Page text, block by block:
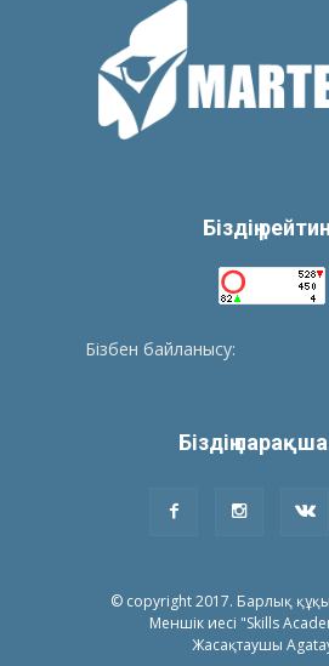
Біздің
Бізбен байланысу:
Біздің
© copyright 2017. Барлық
Меншік иесі "Skills
Жасақтаушы